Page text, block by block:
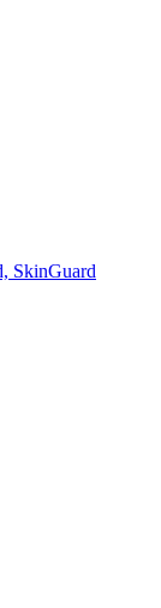
SkinGuard